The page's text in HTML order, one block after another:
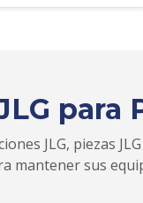
para
JLG, piezas
mantener sus